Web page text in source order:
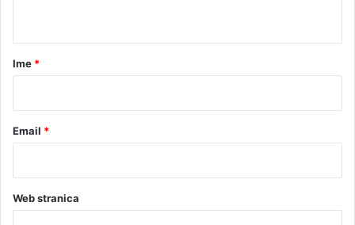
r
Ime *
Email *
Web stranica